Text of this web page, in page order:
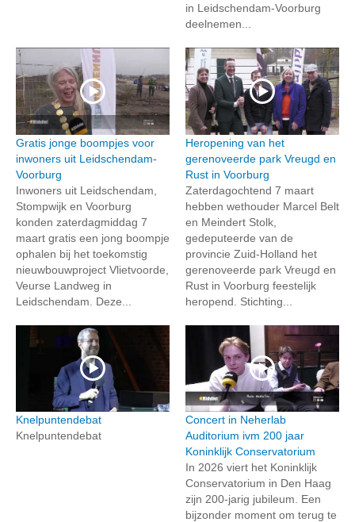
in Leidschendam-Voorburg
deelnemen...
Gratis jonge boompjes voor
inwoners uit Leidschendam-
Voorburg
Inwoners uit Leidschendam,
Stompwijk en Voorburg
konden zaterdagmiddag 7
maart gratis een jong boompje
ophalen bij het toekomstig
nieuwbouwproject Vlietvoorde,
Veurse Landweg in
Leidschendam. Deze...
Heropening van het
gerenoveerde park Vreugd en
Rust in Voorburg
Zaterdagochtend 7 maart
hebben wethouder Marcel Belt
en Meindert Stolk,
gedeputeerde van de
provincie Zuid-Holland het
gerenoveerde park Vreugd en
Rust in Voorburg feestelijk
heropend. Stichting...
Knelpuntendebat
Knelpuntendebat
Concert in Neherlab
Auditorium ivm 200 jaar
Koninklijk Conservatorium
In 2026 viert het Koninklijk
Conservatorium in Den Haag
zijn 200-jarig jubileum. Een
bijzonder moment om terug te